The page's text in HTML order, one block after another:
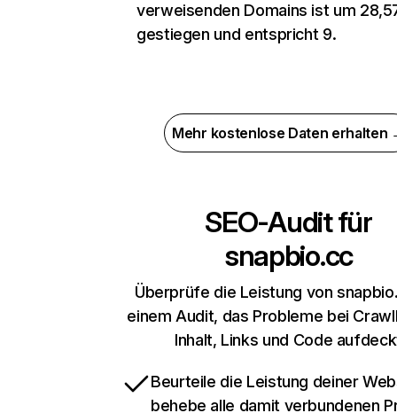
verweisenden Domains ist um
gestiegen und entspricht 9.
Mehr kostenlose Daten erhalten
SEO-Audit für
snapbio.cc
Überprüfe die Leistung von
einem Audit, das Probleme bei
Inhalt, Links und Code
Beurteile die Leistung deiner
behebe alle damit verbundenen